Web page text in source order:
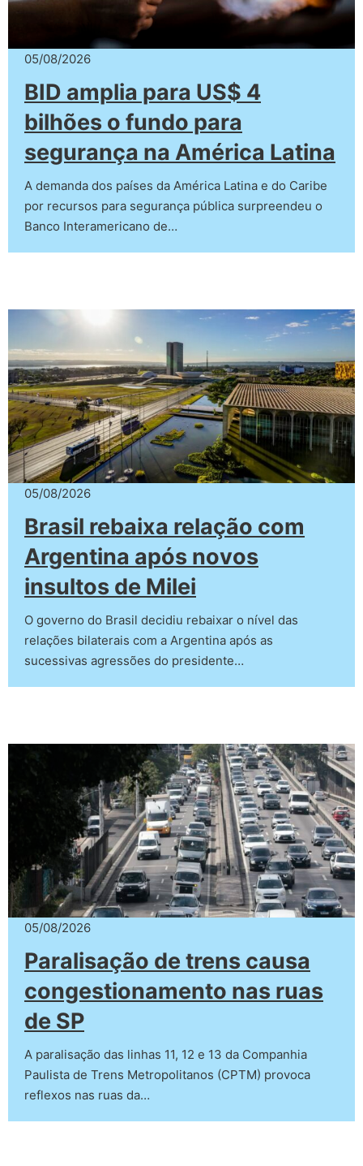
05/08/2026
BID amplia para US$ 4
bilhões o fundo para
segurança na América Latina
A demanda dos países da América Latina e do Caribe
por recursos para segurança pública surpreendeu o
Banco Interamericano de…
05/08/2026
Brasil rebaixa relação com
Argentina após novos
insultos de Milei
O governo do Brasil decidiu rebaixar o nível das
relações bilaterais com a Argentina após as
sucessivas agressões do presidente…
05/08/2026
Paralisação de trens causa
congestionamento nas ruas
de SP
A paralisação das linhas 11, 12 e 13 da Companhia
Paulista de Trens Metropolitanos (CPTM) provoca
reflexos nas ruas da…